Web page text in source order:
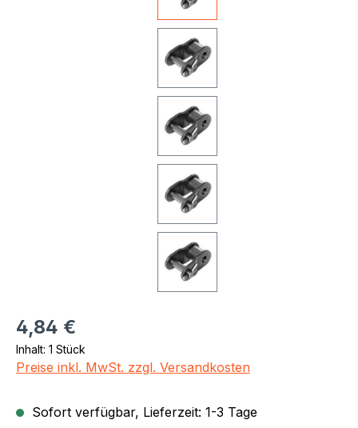
Regulärer Preis:
4,84 €
Inhalt: 1 Stück
Preise inkl. MwSt. zzgl. Versandkosten
Sofort verfügbar, Lieferzeit: 1-3 Tage